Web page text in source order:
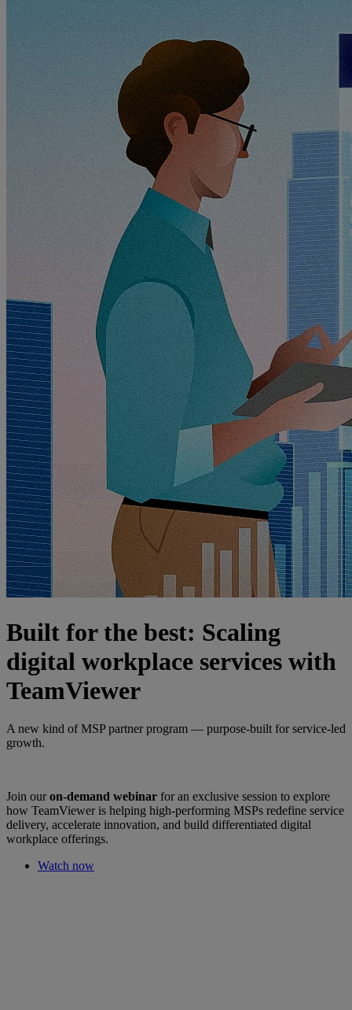
Built for the best: Scaling
digital workplace services with
TeamViewer
A new kind of MSP partner program — purpose-built for service-led
growth.
Join ouron-demand webinar for an exclusive session to explore
how TeamViewer is helping high-performing MSPs redefine service
delivery, accelerate innovation, and build differentiated digital
workplace offerings.
Watch now